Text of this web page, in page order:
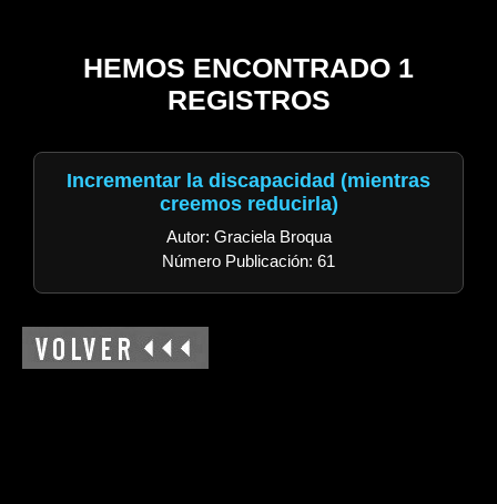
HEMOS ENCONTRADO 1
REGISTROS
Incrementar la discapacidad (mientras
creemos reducirla)
Autor: Graciela Broqua
Número Publicación: 61